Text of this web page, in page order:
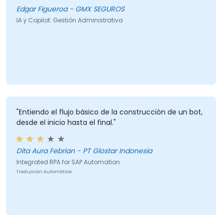
Edgar Figueroa - GMX SEGUROS
IA y Copilot: Gestión Administrativa
"Entiendo el flujo básico de la construcción de un bot,
desde el inicio hasta el final."
Dita Aura Febrian - PT Glostar Indonesia
Integrated RPA for SAP Automation
Traducción Automática